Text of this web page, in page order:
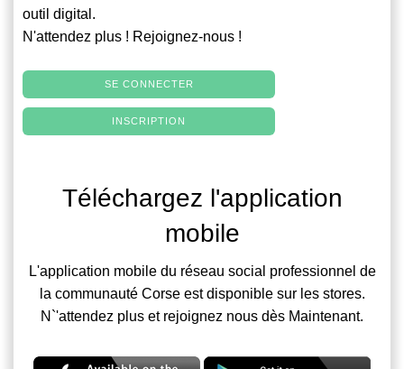
outil digital.
N'attendez plus ! Rejoignez-nous !
SE CONNECTER
INSCRIPTION
Téléchargez l'application
mobile
L'application mobile du réseau social professionnel de
la communauté Corse est disponible sur les stores.
N`'attendez plus et rejoignez nous dès Maintenant.